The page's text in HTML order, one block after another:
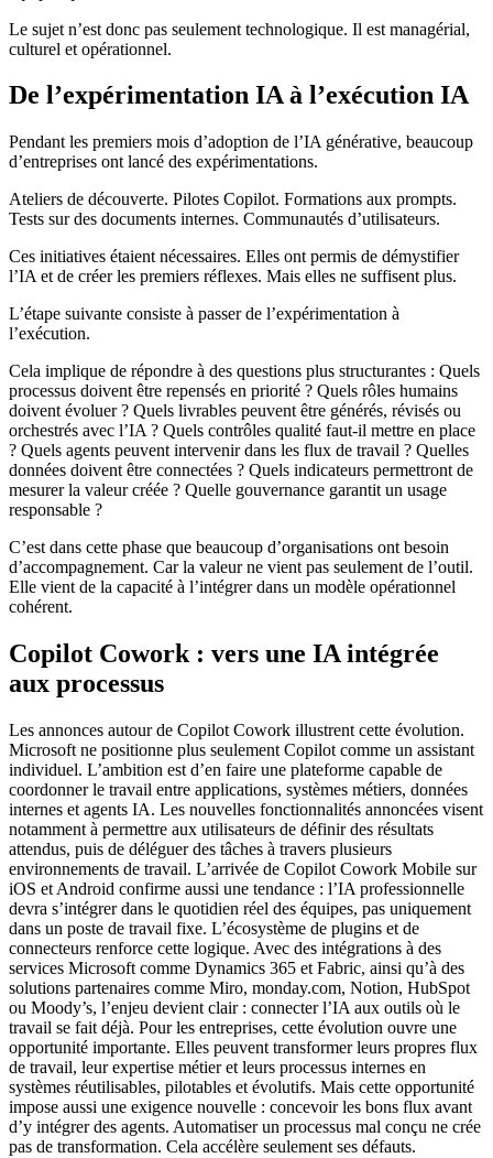
Le sujet n’est donc pas seulement technologique. Il est managérial,
culturel et opérationnel.
De l’expérimentation IA à l’exécution IA
Pendant les premiers mois d’adoption de l’IA générative, beaucoup
d’entreprises ont lancé des expérimentations.
Ateliers de découverte. Pilotes Copilot. Formations aux prompts.
Tests sur des documents internes. Communautés d’utilisateurs.
Ces initiatives étaient nécessaires. Elles ont permis de démystifier
l’IA et de créer les premiers réflexes. Mais elles ne suffisent plus.
L’étape suivante consiste à passer de l’expérimentation à
l’exécution.
Cela implique de répondre à des questions plus structurantes : Quels
processus doivent être repensés en priorité ? Quels rôles humains
doivent évoluer ? Quels livrables peuvent être générés, révisés ou
orchestrés avec l’IA ? Quels contrôles qualité faut-il mettre en place
? Quels agents peuvent intervenir dans les flux de travail ? Quelles
données doivent être connectées ? Quels indicateurs permettront de
mesurer la valeur créée ? Quelle gouvernance garantit un usage
responsable ?
C’est dans cette phase que beaucoup d’organisations ont besoin
d’accompagnement. Car la valeur ne vient pas seulement de l’outil.
Elle vient de la capacité à l’intégrer dans un modèle opérationnel
cohérent.
Copilot Cowork : vers une IA intégrée
aux processus
Les annonces autour de Copilot Cowork illustrent cette évolution.
Microsoft ne positionne plus seulement Copilot comme un assistant
individuel. L’ambition est d’en faire une plateforme capable de
coordonner le travail entre applications, systèmes métiers, données
internes et agents IA. Les nouvelles fonctionnalités annoncées visent
notamment à permettre aux utilisateurs de définir des résultats
attendus, puis de déléguer des tâches à travers plusieurs
environnements de travail. L’arrivée de Copilot Cowork Mobile sur
iOS et Android confirme aussi une tendance : l’IA professionnelle
devra s’intégrer dans le quotidien réel des équipes, pas uniquement
dans un poste de travail fixe. L’écosystème de plugins et de
connecteurs renforce cette logique. Avec des intégrations à des
services Microsoft comme Dynamics 365 et Fabric, ainsi qu’à des
solutions partenaires comme Miro, monday.com, Notion, HubSpot
ou Moody’s, l’enjeu devient clair : connecter l’IA aux outils où le
travail se fait déjà. Pour les entreprises, cette évolution ouvre une
opportunité importante. Elles peuvent transformer leurs propres flux
de travail, leur expertise métier et leurs processus internes en
systèmes réutilisables, pilotables et évolutifs. Mais cette opportunité
impose aussi une exigence nouvelle : concevoir les bons flux avant
d’y intégrer des agents. Automatiser un processus mal conçu ne crée
pas de transformation. Cela accélère seulement ses défauts.